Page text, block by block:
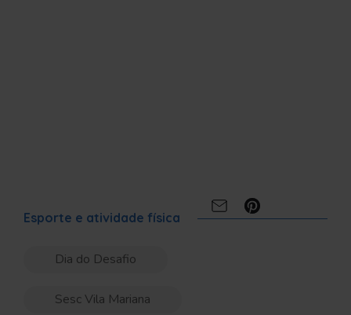
Esporte e atividade física
Dia do Desafio
Sesc Vila Mariana